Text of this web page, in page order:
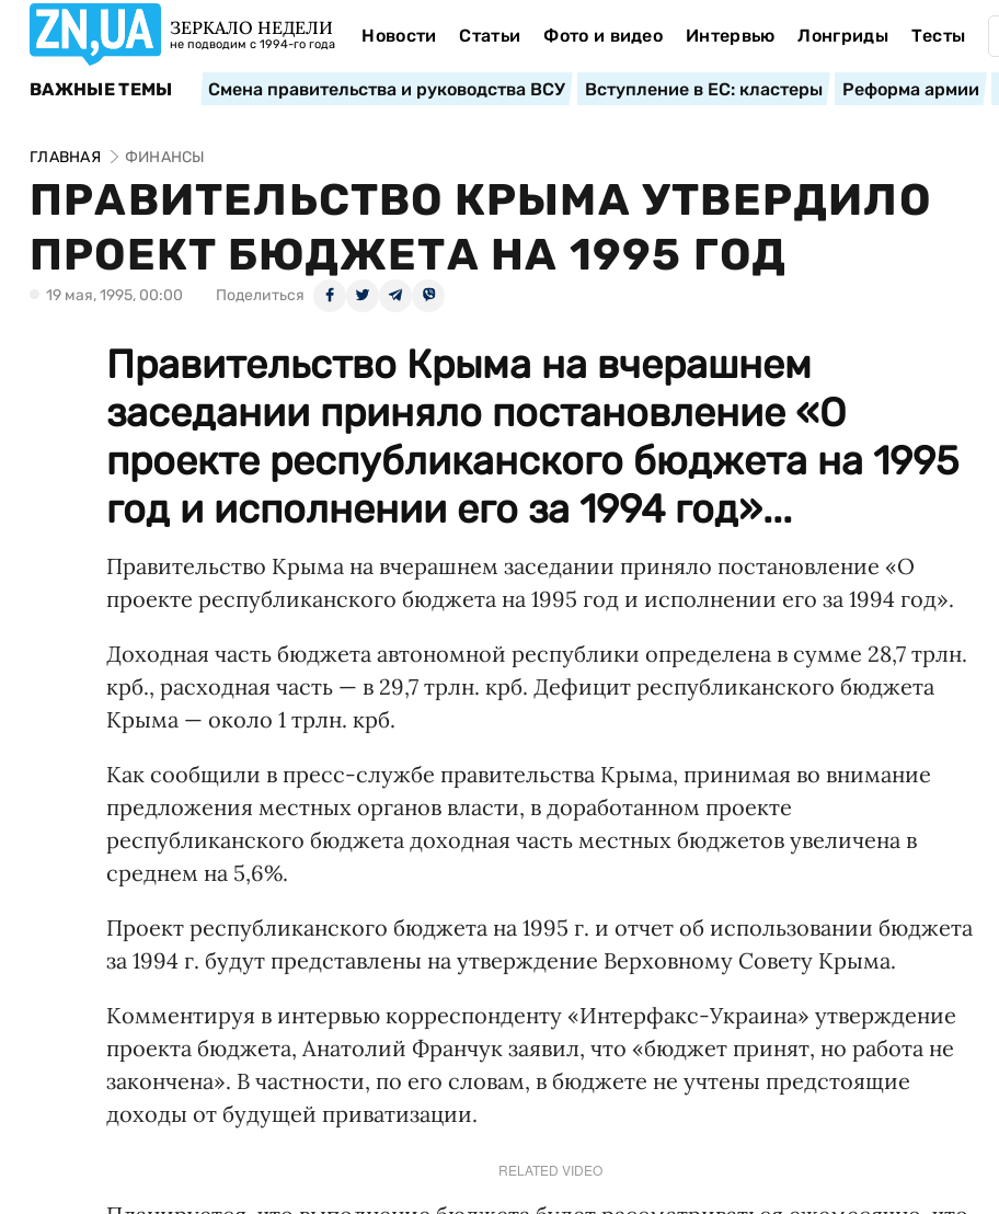
ЗЕРКАЛО НЕДЕЛИ
не подводим с 1994-го года Новости Статьи Фото и видео Интервью Лонгриды Тесты
ВАЖНЫЕ ТЕМЫ Смена правительства и руководства ВСУ Вступление в ЕС: кластеры Реформа армии
ГЛАВНАЯ ФИНАНСЫ
ПРАВИТЕЛЬСТВО КРЫМА УТВЕРДИЛО
ПРОЕКТ БЮДЖЕТА НА 1995 ГОД
19 мая, 1995, 00:00 Поделиться
Правительство Крыма на вчерашнем
заседании приняло постановление «О
проекте республиканского бюджета на 1995
год и исполнении его за 1994 год»...
Правительство Крыма на вчерашнем заседании приняло постановление «О
проекте республиканского бюджета на 1995 год и исполнении его за 1994 год».
Доходная часть бюджета автономной республики определена в сумме 28,7 трлн.
крб., расходная часть — в 29,7 трлн. крб. Дефицит республиканского бюджета
Крыма — около 1 трлн. крб.
Как сообщили в пресс-службе правительства Крыма, принимая во внимание
предложения местных органов власти, в доработанном проекте
республиканского бюджета доходная часть местных бюджетов увеличена в
среднем на 5,6%.
Проект республиканского бюджета на 1995 г. и отчет об использовании бюджета
за 1994 г. будут представлены на утверждение Верховному Совету Крыма.
Комментируя в интервью корреспонденту «Интерфакс-Украина» утверждение
проекта бюджета, Анатолий Франчук заявил, что «бюджет принят, но работа не
закончена». В частности, по его словам, в бюджете не учтены предстоящие
доходы от будущей приватизации.
RELATED VIDEO